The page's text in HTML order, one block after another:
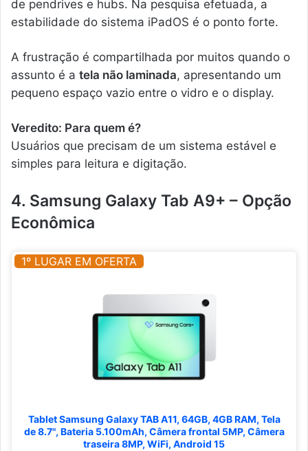
de pendrives e hubs. Na pesquisa efetuada, a
estabilidade do sistema iPadOS é o ponto forte.
A frustração é compartilhada por muitos quando o
assunto é a tela não laminada, apresentando um
pequeno espaço vazio entre o vidro e o display.
Veredito: Para quem é?
Usuários que precisam de um sistema estável e
simples para leitura e digitação.
4. Samsung Galaxy Tab A9+ – Opção
Econômica
1º LUGAR EM OFERTA
Tablet Samsung Galaxy TAB A11, 64GB, 4GB RAM, Tela
de 8.7", Bateria 5.100mAh, Câmera frontal 5MP, Câmera
traseira 8MP, WiFi, Android 15